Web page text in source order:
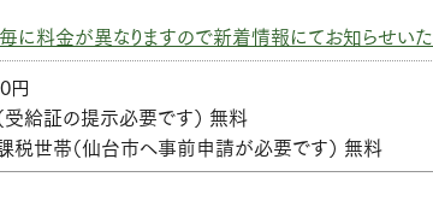
に料金が異なりますので新着情報にてお知らせい
円
受給証の提示必要です） 無料
税世帯（仙台市へ事前申請が必要です） 無料